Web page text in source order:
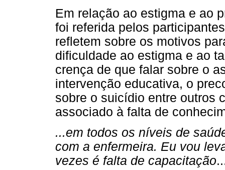
Em relação ao estigma e ao
foi referida pelos
refletem sobre os motivos
dificuldade ao estigma e ao
crença de que falar sobre o
intervenção educativa, o
sobre o suicídio entre outros
associado à falta de
...em todos os níveis de
com a enfermeira. Eu vou
vezes é falta de capacitação